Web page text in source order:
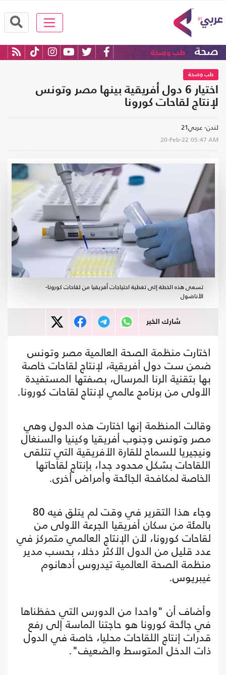
صحة طب وصحة
طب وصحة
اختيار 6 دول أفريقية بينها مصر وتونس
لإنتاج لقاحات كورونا
لندن- عربي21
20-Feb-22 05:47 AM
تسعى هذه الخطة إلى تغطية احتياجات أفريقيا من لقاحات كورونا-
الأناضول
شارك الخبر
اختارت منظمة الصحة العالمية مصر وتونس
ضمن ست دول أفريقية، لإنتاج لقاحات خاصة
بها بتقنية الرنا المرسال، بصفتها المستفيدة
الأولى من برنامج عالمي لإنتاج لقاحات كورونا.
وقالت المنظمة إنها اختارت هذه الدول وهي
مصر وتونس وجنوب أفريقيا وكينيا والسنغال
ونيجيريا للسماح للقارة الأفريقية التي تتلقى
اللقاحات بشكل محدود جدا، بإنتاج لقاحاتها
الخاصة لمكافحة الجائحة وأمراض أخرى.
وجاء هذا التقرير في وقت لم يتلق فيه 80
بالمئة من سكان أفريقيا الجرعة الأولى من
لقاحات كورونا، لأن الإنتاج العالمي متمركز في
عدد قليل من الدول الأكثر دخلا، بحسب مدير
منظمة الصحة العالمية تيدروس أدهانوم
غيبريوس.
وأضاف أن "واحدا من الدورس التي حفظناها
في جائحة كورونا هو حاجتنا الماسة إلى رفع
قدرات إنتاج اللقاحات محليا، خاصة في الدول
ذات الدخل المتوسط والضعيف".